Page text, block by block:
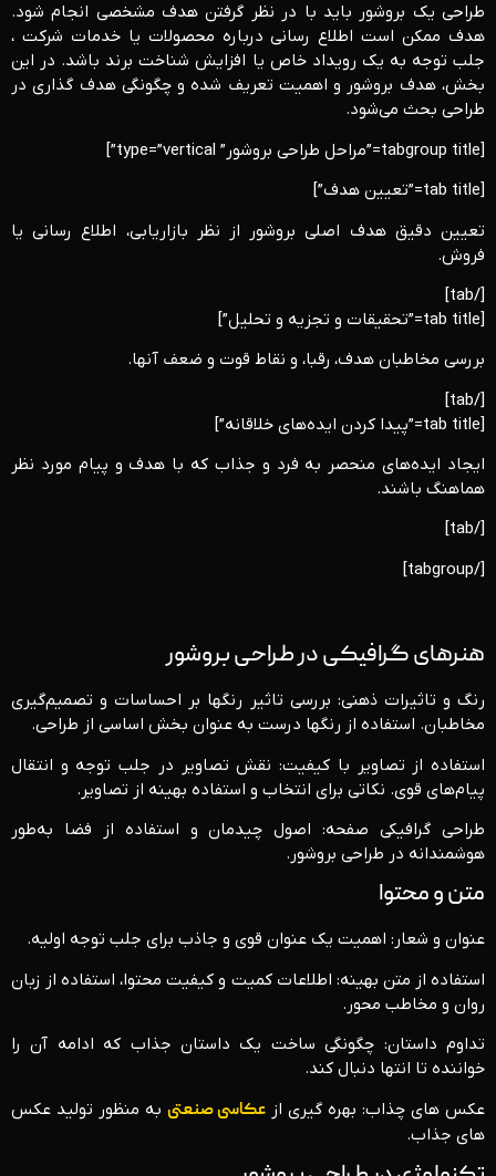
طراحی یک بروشور باید با در نظر گرفتن هدف مشخصی انجام شود.
هدف ممکن است اطلاع‌ رسانی درباره محصولات یا خدمات شرکت ،
جلب توجه به یک رویداد خاص یا افزایش شناخت برند باشد. در این
بخش، هدف بروشور و اهمیت تعریف شده و چگونگی هدف گذاری در
طراحی بحث می‌شود.
[tabgroup title=”مراحل طراحی بروشور” type=”vertical”]
[tab title=”تعیین هدف”]
تعیین دقیق هدف اصلی بروشور از نظر بازاریابی، اطلاع ‌رسانی یا
فروش.
[/tab]
[tab title=”تحقیقات و تجزیه و تحلیل”]
بررسی مخاطبان هدف، رقبا، و نقاط قوت و ضعف آنها.
[/tab]
[tab title=”پیدا کردن ایده‌های خلاقانه”]
ایجاد ایده‌های منحصر به فرد و جذاب که با هدف و پیام مورد نظر
هماهنگ باشند.
[/tab]
[/tabgroup]
هنرهای گرافیکی در طراحی بروشور
رنگ و تاثیرات ذهنی: بررسی تاثیر رنگها بر احساسات و تصمیم‌گیری
مخاطبان. استفاده از رنگها درست به عنوان بخش اساسی از طراحی.
استفاده از تصاویر با کیفیت: نقش تصاویر در جلب توجه و انتقال
پیام‌های قوی. نکاتی برای انتخاب و استفاده بهینه از تصاویر.
طراحی گرافیکی صفحه: اصول چیدمان و استفاده از فضا به‌طور
هوشمندانه در طراحی بروشور.
متن و محتوا
عنوان و شعار: اهمیت یک عنوان قوی و جاذب برای جلب توجه اولیه.
استفاده از متن بهینه: اطلاعات کمیت و کیفیت محتوا، استفاده از زبان
روان و مخاطب محور.
تداوم داستان: چگونگی ساخت یک داستان جذاب که ادامه آن را
خواننده تا انتها دنبال کند.
عکس های چذاب: بهره گیری از عکاسی صنعتی به منظور تولید عکس
های جذاب.